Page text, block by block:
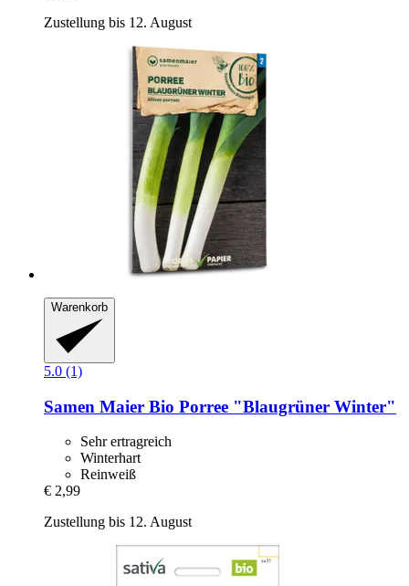
Zustellung bis 12. August
Warenkorb
5.0 (1)
Samen Maier Bio Porree "Blaugrüner Winter"
Sehr ertragreich
Winterhart
Reinweiß
€ 2,99
Zustellung bis 12. August